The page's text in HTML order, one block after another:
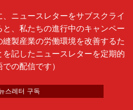
ニュースレターをサブスクライ
、私たちの進行中のキャンペー
製産業の労働環境を改善するた
記したニュースレターを定期的
の配信です）
스레터 구독